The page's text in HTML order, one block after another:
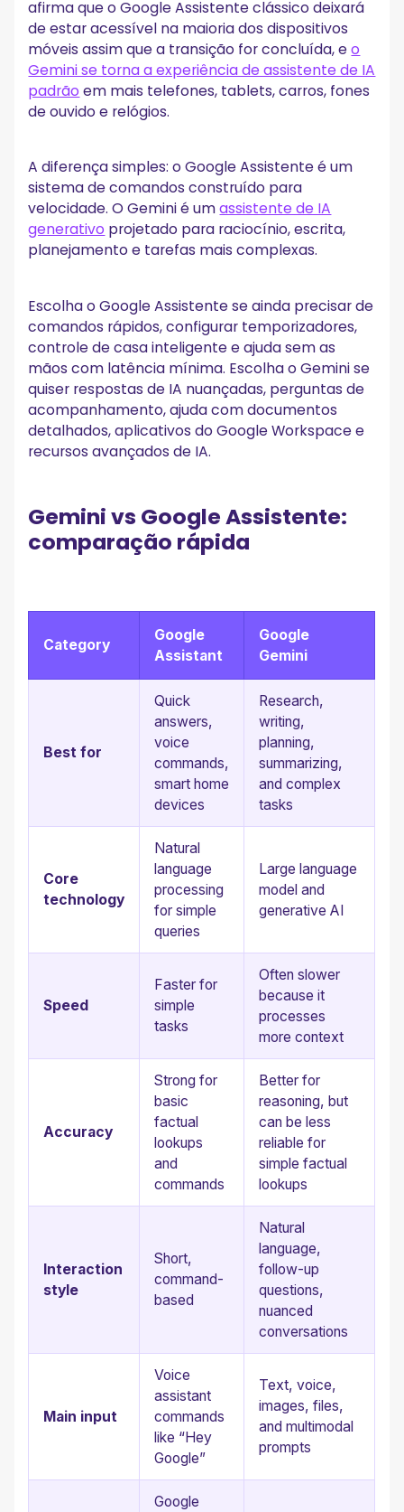
Conhecimento de reunião pesquisável em toda a sua
organização
Integrações profundas com as ferramentas que as
equipes já utilizam
Desenvolvido para equipes globais e multifuncionais
MeetGeek vs Gemini para reuniões
Principais diferenças entre Gemini e Google
O Google Assistente é mais rápido para tarefas simples
O Gemini é melhor para tarefas complexas
O Gemini entende mais contexto
O Google Assistente é melhor para controle de casa
inteligente
O Gemini é melhor para aplicativos de produtividade
É possível mudar do Google Assistente para o
Gemini?
Como mudar do Google Assistente para o Gemini
Como o Gemini se compara a outros chatbots de IA?
Conclusão
Perguntas frequentes
O Gemini é melhor que o Google Assistente?
Ainda posso dizer “Ok Google” com o Gemini?
O Gemini é gratuito?
afirma que o Google Assistente clássico deixará
de estar acessível na maioria dos dispositivos
móveis assim que a transição for concluída, eo
Gemini se torna a experiência de assistente de IA
padrão em mais telefones, tablets, carros, fones
de ouvido e relógios.
A diferença simples: o Google Assistente é um
sistema de comandos construído para
velocidade. O Gemini é umassistente de IA
generativo projetado para raciocínio, escrita,
planejamento e tarefas mais complexas.
Escolha o Google Assistente se ainda precisar de
comandos rápidos, configurar temporizadores,
controle de casa inteligente e ajuda sem as
mãos com latência mínima. Escolha o Gemini se
quiser respostas de IA nuançadas, perguntas de
acompanhamento, ajuda com documentos
detalhados, aplicativos do Google Workspace e
recursos avançados de IA.
Gemini vs Google Assistente:
comparação rápida
Category
Google
Assistant
Google
Gemini
Best for
Quick
answers,
voice
commands,
smart home
devices
Research,
writing,
planning,
summarizing,
and complex
tasks
Core
technology
Natural
language
processing
for simple
queries
Large language
model and
generative AI
Speed
Faster for
simple
tasks
Often slower
because it
processes
more context
Accuracy
Strong for
basic
factual
lookups
and
commands
Better for
reasoning, but
can be less
reliable for
simple factual
lookups
Interaction
style
Short,
command-
based
Natural
language,
follow-up
questions,
nuanced
conversations
Main input
Voice
assistant
commands
like “Hey
Google”
Text, voice,
images, files,
and multimodal
prompts
Google